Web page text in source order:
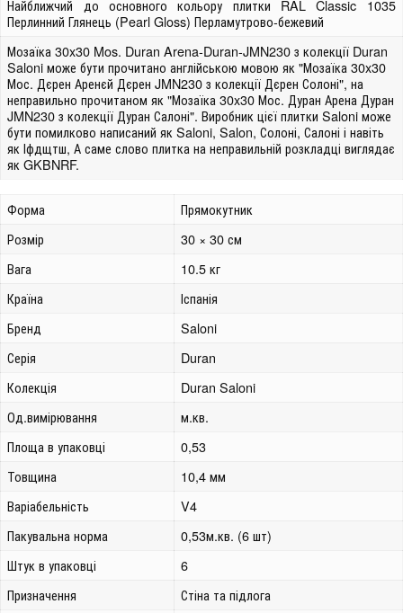
Найближчий до основного кольору плитки RAL Classic 1035
Перлинний Глянець (Pearl Gloss) Перламутрово-бежевий
Мозаїка 30x30 Mos. Duran Arena-Duran-JMN230 з колекції Duran
Saloni може бути прочитано англійською мовою як "Мозаїка 30x30
Мос. Дєрен Аренєй Дєрен JMN230 з колекції Дєрен Солоні", на
неправильно прочитаном як "Мозаїка 30x30 Мос. Дуран Арена Дуран
JMN230 з колекції Дуран Салоні". Виробник цієї плитки Saloni може
бути помилково написаний як Saloni, Salon, Солоні, Салоні і навіть
як Іфдщтш, А саме слово плитка на неправильній розкладці виглядає
як GKBNRF.
Форма
Прямокутник
Розмір
30 × 30 см
Вага
10.5 кг
Країна
Іспанія
Бренд
Saloni
Серія
Duran
Колекція
Duran Saloni
Од.вимірювання
м.кв.
Площа в упаковці
0,53
Товщина
10,4 мм
Варіабельність
V4
Пакувальна норма
0,53м.кв. (6 шт)
Штук в упаковці
6
Призначення
Стіна та підлога